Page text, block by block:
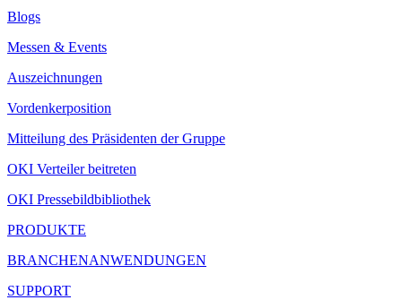
Blogs
Messen & Events
Auszeichnungen
Vordenkerposition
Mitteilung des Präsidenten der Gruppe
OKI Verteiler beitreten
OKI Pressebildbibliothek
PRODUKTE
BRANCHENANWENDUNGEN
SUPPORT